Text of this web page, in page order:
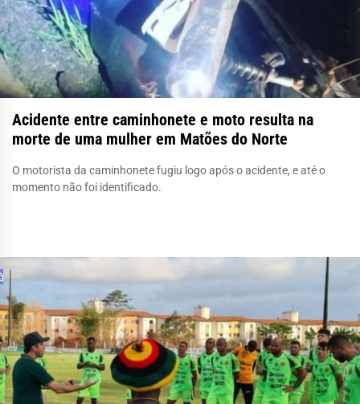
Acidente entre caminhonete e moto resulta na
morte de uma mulher em Matões do Norte
O motorista da caminhonete fugiu logo após o acidente, e até o
momento não foi identificado.